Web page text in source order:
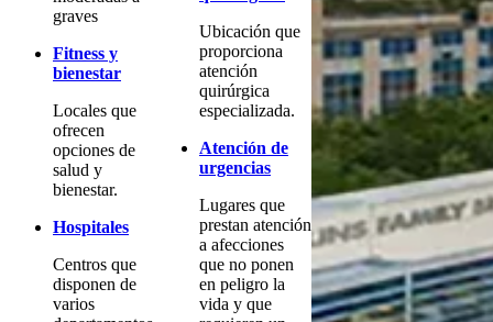
graves
Fitness y
bienestar
Locales que
ofrecen
opciones de
salud y
bienestar.
Hospitales
Centros que
disponen de
varios
Ubicación que
proporciona
atención
quirúrgica
especializada.
Atención de
urgencias
Lugares que
prestan atención
a afecciones
que no ponen
en peligro la
vida y que